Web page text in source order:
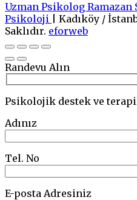
Uzman Psikolog Ramazan
Psikoloji
Kadıköy /
Saklıdır. eforweb
Go
to
top
Randevu Alın
Psikolojik destek ve
Adınız
Tel. No
E-posta Adresiniz